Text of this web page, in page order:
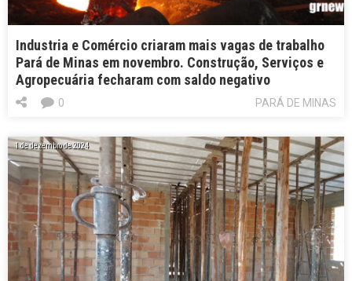
Industria e Comércio criaram mais vagas de trabalho
Pará de Minas em novembro. Construção, Serviços e
Agropecuária fecharam com saldo negativo
PARÁ DE MINAS
0
1 de dezembro de 2024